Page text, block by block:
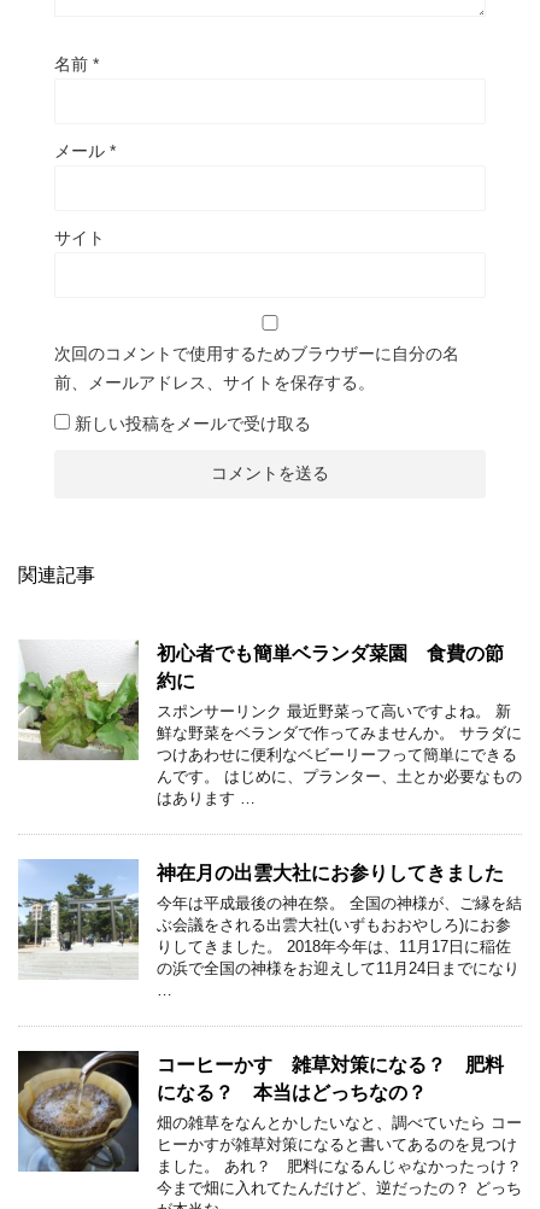
名前 *
メール *
サイト
次回のコメントで使用するためブラウザーに自分の名
前、メールアドレス、サイトを保存する。
新しい投稿をメールで受け取る
関連記事
初心者でも簡単ベランダ菜園 食費の節
約に
スポンサーリンク 最近野菜って高いですよね。 新
鮮な野菜をベランダで作ってみませんか。 サラダに
つけあわせに便利なベビーリーフって簡単にできる
んです。 はじめに、プランター、土とか必要なもの
はあります …
神在月の出雲大社にお参りしてきました
今年は平成最後の神在祭。 全国の神様が、ご縁を結
ぶ会議をされる出雲大社(いずもおおやしろ)にお参
りしてきました。 2018年今年は、11月17日に稲佐
の浜で全国の神様をお迎えして11月24日までになり
…
コーヒーかす 雑草対策になる？ 肥料
になる？ 本当はどっちなの？
畑の雑草をなんとかしたいなと、調べていたら コー
ヒーかすが雑草対策になると書いてあるのを見つけ
ました。 あれ？ 肥料になるんじゃなかったっけ？
今まで畑に入れてたんだけど、逆だったの？ どっち